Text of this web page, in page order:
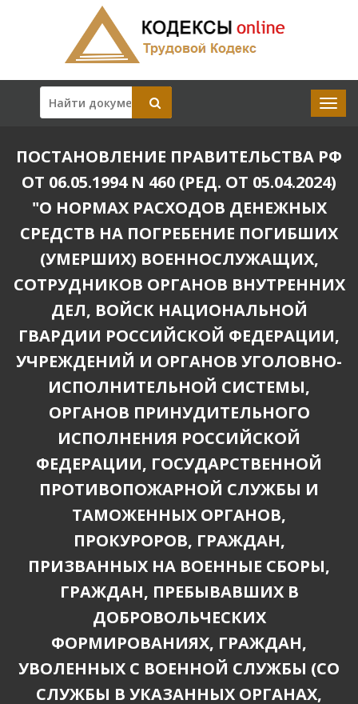
ПОСТАНОВЛЕНИЕ ПРАВИТЕЛЬСТВА РФ
ОТ 06.05.1994 N 460 (РЕД. ОТ 05.04.2024)
"О НОРМАХ РАСХОДОВ ДЕНЕЖНЫХ
СРЕДСТВ НА ПОГРЕБЕНИЕ ПОГИБШИХ
(УМЕРШИХ) ВОЕННОСЛУЖАЩИХ,
СОТРУДНИКОВ ОРГАНОВ ВНУТРЕННИХ
ДЕЛ, ВОЙСК НАЦИОНАЛЬНОЙ
ГВАРДИИ РОССИЙСКОЙ ФЕДЕРАЦИИ,
УЧРЕЖДЕНИЙ И ОРГАНОВ УГОЛОВНО-
ИСПОЛНИТЕЛЬНОЙ СИСТЕМЫ,
ОРГАНОВ ПРИНУДИТЕЛЬНОГО
ИСПОЛНЕНИЯ РОССИЙСКОЙ
ФЕДЕРАЦИИ, ГОСУДАРСТВЕННОЙ
ПРОТИВОПОЖАРНОЙ СЛУЖБЫ И
ТАМОЖЕННЫХ ОРГАНОВ,
ПРОКУРОРОВ, ГРАЖДАН,
ПРИЗВАННЫХ НА ВОЕННЫЕ СБОРЫ,
ГРАЖДАН, ПРЕБЫВАВШИХ В
ДОБРОВОЛЬЧЕСКИХ
ФОРМИРОВАНИЯХ, ГРАЖДАН,
УВОЛЕННЫХ С ВОЕННОЙ СЛУЖБЫ (СО
СЛУЖБЫ В УКАЗАННЫХ ОРГАНАХ,